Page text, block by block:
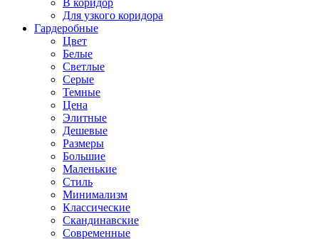
В коридор
Для узкого коридора
Гардеробные
Цвет
Белые
Светлые
Серые
Темные
Цена
Элитные
Дешевые
Размеры
Большие
Маленькие
Стиль
Минимализм
Классические
Скандинавские
Современные